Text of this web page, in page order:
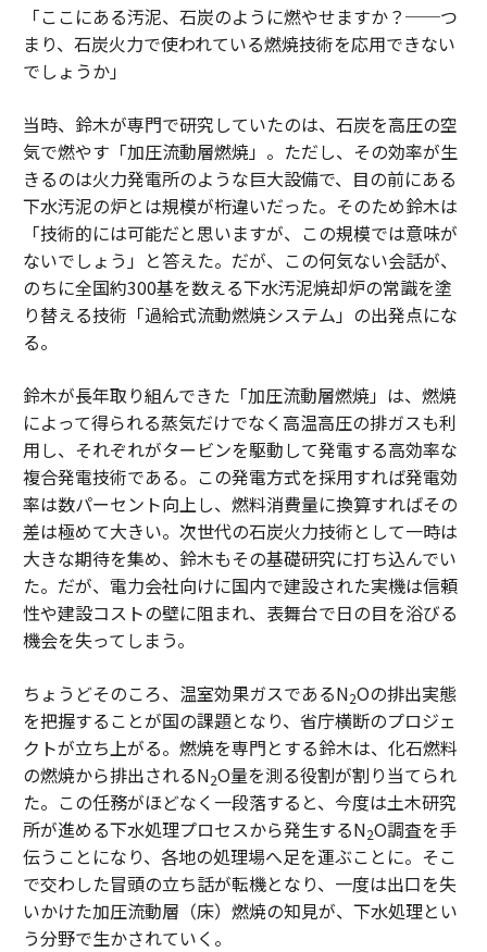
「ここにある汚泥、石炭のように燃やせますか？──つ
まり、石炭火力で使われている燃焼技術を応用できない
でしょうか」
当時、鈴木が専門で研究していたのは、石炭を高圧の空
気で燃やす「加圧流動層燃焼」。ただし、その効率が生
きるのは火力発電所のような巨大設備で、目の前にある
下水汚泥の炉とは規模が桁違いだった。そのため鈴木は
「技術的には可能だと思いますが、この規模では意味が
ないでしょう」と答えた。だが、この何気ない会話が、
のちに全国約300基を数える下水汚泥焼却炉の常識を塗
り替える技術「過給式流動燃焼システム」の出発点にな
る。
鈴木が長年取り組んできた「加圧流動層燃焼」は、燃焼
によって得られる蒸気だけでなく高温高圧の排ガスも利
用し、それぞれがタービンを駆動して発電する高効率な
複合発電技術である。この発電方式を採用すれば発電効
率は数パーセント向上し、燃料消費量に換算すればその
差は極めて大きい。次世代の石炭火力技術として一時は
大きな期待を集め、鈴木もその基礎研究に打ち込んでい
た。だが、電力会社向けに国内で建設された実機は信頼
性や建設コストの壁に阻まれ、表舞台で日の目を浴びる
機会を失ってしまう。
ちょうどそのころ、温室効果ガスであるN2Oの排出実態
を把握することが国の課題となり、省庁横断のプロジェ
クトが立ち上がる。燃焼を専門とする鈴木は、化石燃料
の燃焼から排出されるN2O量を測る役割が割り当てられ
た。この任務がほどなく一段落すると、今度は土木研究
所が進める下水処理プロセスから発生するN2O調査を手
伝うことになり、各地の処理場へ足を運ぶことに。そこ
で交わした冒頭の立ち話が転機となり、一度は出口を失
いかけた加圧流動層（床）燃焼の知見が、下水処理とい
う分野で生かされていく。